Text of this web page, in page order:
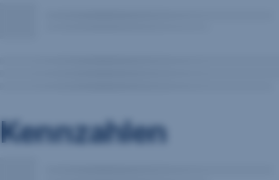
Kennzahlen